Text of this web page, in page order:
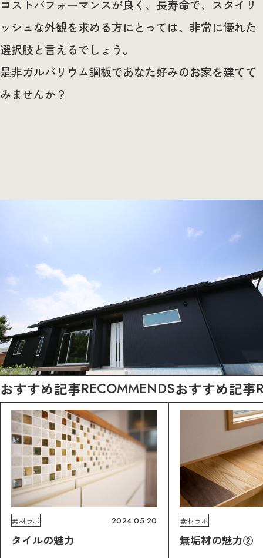
コストパフォーマンスが良く、長寿命で、スタイリ
ッシュな外観を求める方にとっては、非常に優れた
選択肢と言えるでしょう。
是非ガルバリウム鋼板であなた好みのお家を建てて
みませんか？
おすすめ記事RECOMMENDSおすすめ記事
素材ラボ 2024.05.20
タイルの魅力
素材ラボ
無垢材の魅力②